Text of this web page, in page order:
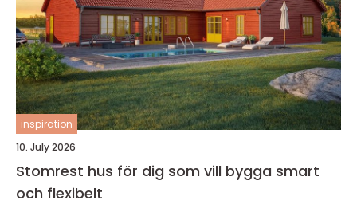
inspiration
10. July 2026
Stomrest hus för dig som vill bygga smart
och flexibelt